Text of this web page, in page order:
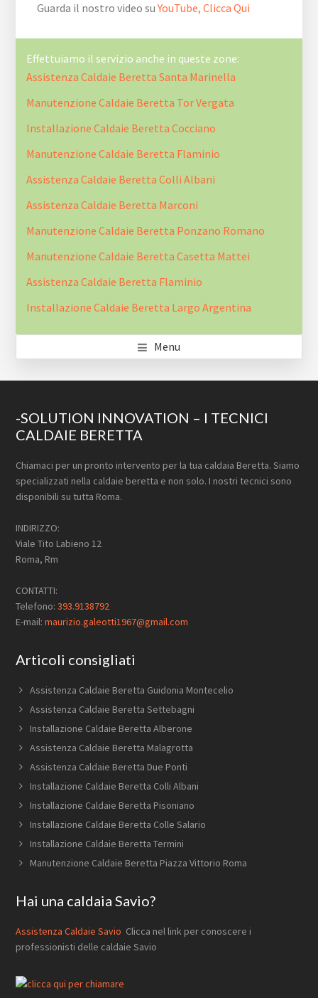
Guarda il nostro video suYouTube, Clicca Qui
Effettuiamo il servizio anche in queste zone:
Assistenza Caldaie Beretta Santa Marinella
Manutenzione Caldaie Beretta Tor Vergata
Installazione Caldaie Beretta Cocciano
Manutenzione Caldaie Beretta Flaminio
Assistenza Caldaie Beretta Colli Albani
Assistenza Caldaie Beretta Marconi
Manutenzione Caldaie Beretta Ponzano Romano
Manutenzione Caldaie Beretta Casetta Mattei
Assistenza Caldaie Beretta Flaminio
Installazione Caldaie Beretta Largo Argentina
Menu
Footer
-SOLUTION INNOVATION – I TECNICI
CALDAIE BERETTA
Chiamaci per un pronto intervento per la tua caldaia Beretta. Siamo
specializzati nella caldaie beretta e non solo. I nostri tecnici sono
disponibili su tutta Roma.
INDIRIZZO:
Viale Tito Labieno 12
Roma, Rm
CONTATTI:
Telefono:393.9138792
E-mail:maurizio.galeotti1967@gmail.com
Articoli consigliati
Assistenza Caldaie Beretta Guidonia Montecelio
Assistenza Caldaie Beretta Settebagni
Installazione Caldaie Beretta Alberone
Assistenza Caldaie Beretta Malagrotta
Assistenza Caldaie Beretta Due Ponti
Installazione Caldaie Beretta Colli Albani
Installazione Caldaie Beretta Pisoniano
Installazione Caldaie Beretta Colle Salario
Installazione Caldaie Beretta Termini
Manutenzione Caldaie Beretta Piazza Vittorio Roma
Hai una caldaia Savio?
Assistenza Caldaie Savio Clicca nel link per conoscere i
professionisti delle caldaie Savio